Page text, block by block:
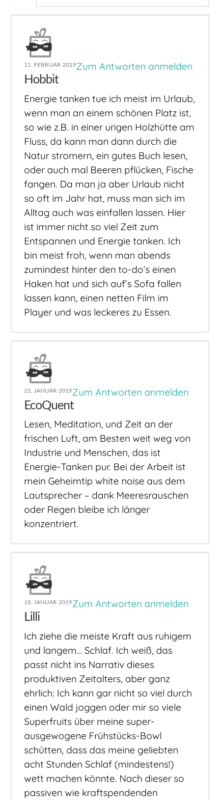
11. FEBRUAR 2019Zum Antworten anmelden
Hobbit
Energie tanken tue ich meist im Urlaub,
wenn man an einem schönen Platz ist,
so wie z.B. in einer urigen Holzhütte am
Fluss, da kann man dann durch die
Natur stromern, ein gutes Buch lesen,
oder auch mal Beeren pflücken, Fische
fangen. Da man ja aber Urlaub nicht
so oft im Jahr hat, muss man sich im
Alltag auch was einfallen lassen. Hier
ist immer nicht so viel Zeit zum
Entspannen und Energie tanken. Ich
bin meist froh, wenn man abends
zumindest hinter den to-do’s einen
Haken hat und sich auf’s Sofa fallen
lassen kann, einen netten Film im
Player und was leckeres zu Essen.
21. JANUAR 2019Zum Antworten anmelden
EcoQuent
Lesen, Meditation, und Zeit an der
frischen Luft, am Besten weit weg von
Industrie und Menschen, das ist
Energie-Tanken pur. Bei der Arbeit ist
mein Geheimtip white noise aus dem
Lautsprecher – dank Meeresrauschen
oder Regen bleibe ich länger
konzentriert.
18. JANUAR 2019Zum Antworten anmelden
Lilli
Ich ziehe die meiste Kraft aus ruhigem
und langem… Schlaf. Ich weiß, das
passt nicht ins Narrativ dieses
produktiven Zeitalters, aber ganz
ehrlich: Ich kann gar nicht so viel durch
einen Wald joggen oder mir so viele
Superfruits über meine super-
ausgewogene Frühstücks-Bowl
schütten, dass das meine geliebten
acht Stunden Schlaf (mindestens!)
wett machen könnte. Nach dieser so
passiven wie kraftspendenden